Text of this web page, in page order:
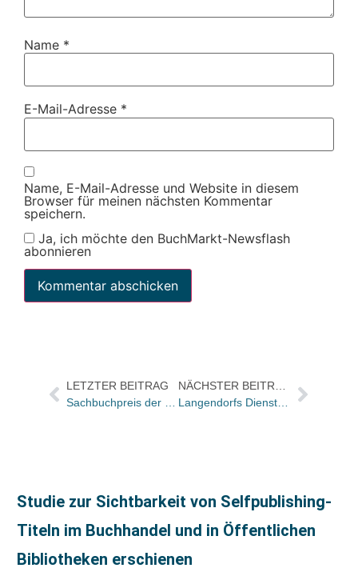
Name *
E-Mail-Adresse *
Name, E-Mail-Adresse und Website in diesem
Browser für meinen nächsten Kommentar
speichern.
Ja, ich möchte den BuchMarkt-Newsflash
abonnieren
LETZTER BEITRAG
Sachbuchpreis der Leipziger Buchmesse: Nominierung für Osburg-Titel „Graf Goertz“ wieder zurückgezogen
NÄCHSTER BEITRAG
Langendorfs Dienst: Buchhandel im Februar mit minus 3,5 Prozent
Studie zur Sichtbarkeit von Selfpublishing-
Titeln im Buchhandel und in Öffentlichen
Bibliotheken erschienen